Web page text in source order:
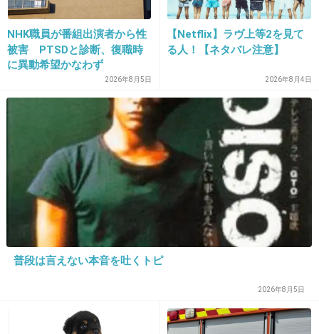
16. 匿名2013/08/14(水) 16:19:22
これ見て煙草吸おうと思う人なんて居ないよ。
ちょっとうるさ過ぎるわ。
-4
17. 匿名2013/08/14(水) 16:19:31
出典：image.news.livedoor.com
2013/08/14(水) 16:19:37
NHK職員が番組出演者から性
被害 PTSDと診断、復職時
に異動希望かなわず
2026年8月5日
【Netflix】ラヴ上等2を見て
る人！【ネタバレ注意】
2026年8月4日
普段は言えない本音を吐くトピ
2026年8月5日